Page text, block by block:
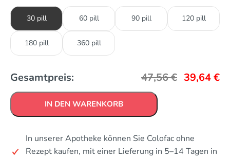
30 pill 60 pill 90 pill 120 pill
180 pill 360 pill
Gesamtpreis: 47,56€ 39,64€
IN DEN WARENKORB
In unserer Apotheke können Sie Colofac ohne
Rezept kaufen, mit einer Lieferung in 5–14 Tagen in